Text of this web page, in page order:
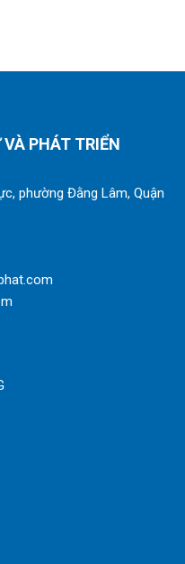
PHÁT TRIỂN
phường Đằng Lâm, Quận